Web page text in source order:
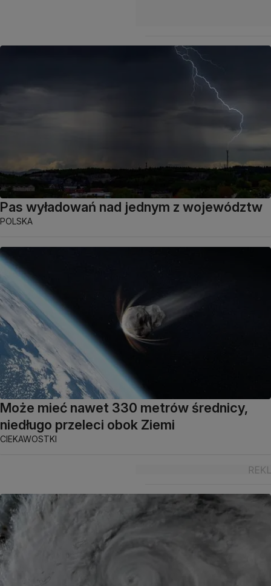
Pas wyładowań nad jednym z województw
POLSKA
Może mieć nawet 330 metrów średnicy,
niedługo przeleci obok Ziemi
CIEKAWOSTKI